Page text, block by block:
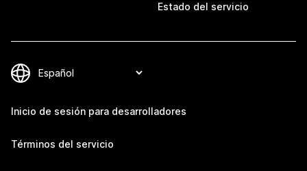
Estado del servicio
Inicio de sesión para desarrolladores
Términos del servicio